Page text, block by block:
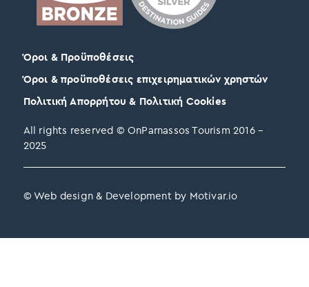
All rights reserved © OnParnassos Tourism 2016 –
2025
Όροι & Προϋποθέσεις
Όροι & προϋποθέσεις επιχειρηματικών χρηστών
Πολιτική Απορρήτου & Πολιτική Cookies
© Web design & Development by Motivar.io